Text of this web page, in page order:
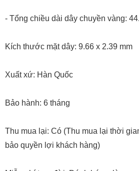
- Tổng chiều dài dây chuyền vàng:
Kích thước mặt dây: 9.66 x 2.39 mm
Xuất xứ: Hàn Quốc
Bảo hành: 6 tháng
Thu mua lại: Có (Thu mua lại thời
bảo quyền lợi khách hàng)